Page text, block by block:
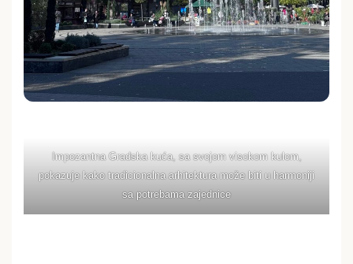
Impozantna Gradska kuća, sa svojom visokom kulom,
pokazuje kako tradicionalna arhitektura može biti u harmoniji
sa potrebama zajednice